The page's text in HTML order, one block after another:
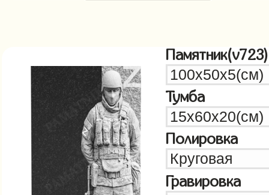
Памятник(v723)
Тумба
Полировка
Гравировка